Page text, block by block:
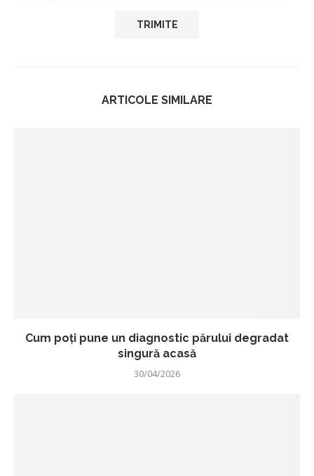
ARTICOLE SIMILARE
Cum poți pune un diagnostic părului degradat
singură acasă
30/04/2026